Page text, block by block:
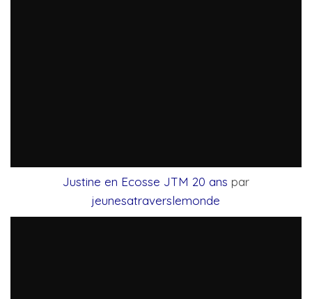
Justine en Ecosse JTM 20 ans par
jeunesatraverslemonde